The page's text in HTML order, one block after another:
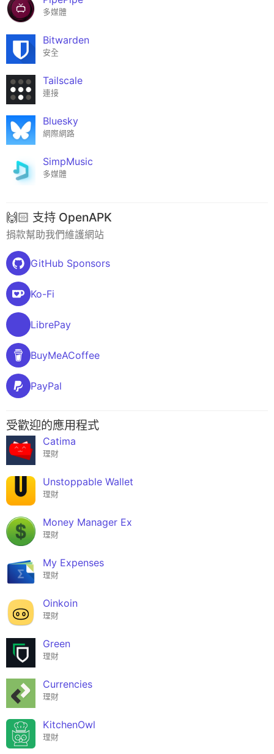
多媒體
Bitwarden
安全
Tailscale
連接
Bluesky
網際網路
SimpMusic
多媒體
🙌🏻 支持 OpenAPK
捐款幫助我們維護網站
GitHub Sponsors
Ko-Fi
LibrePay
BuyMeACoffee
PayPal
受歡迎的應用程式
Catima
理財
Unstoppable Wallet
理財
Money Manager Ex
理財
My Expenses
理財
Oinkoin
理財
Green
理財
Currencies
理財
KitchenOwl
理財